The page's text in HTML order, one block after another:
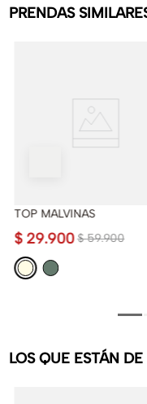
PRENDAS
TOP MALVINAS
$ 59.900
$ 29.900
LOS QUE ESTÁN